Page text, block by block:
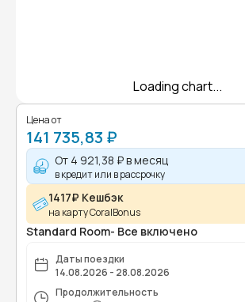
Loading chart...
Цена от
141 735,83 ₽
От 4 921,38 ₽в месяц
в кредит или в рассрочку
1417₽ Кешбэк
на карту CoralBonus
Standard Room- Все включено
Даты поездки
14.08.2026 - 28.08.2026
Продолжительность